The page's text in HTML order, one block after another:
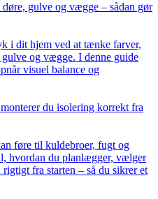
gulve og vægge – sådan gør
i dit hjem ved at tænke farver,
og vægge. I denne guide
visuel balance og
du isolering korrekt fra
føre til kuldebroer, fugt og
hvordan du planlægger, vælger
fra starten – så du sikrer et